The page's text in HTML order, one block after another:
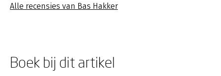
Alle recensies van Bas Hakker
Boek bij dit artikel